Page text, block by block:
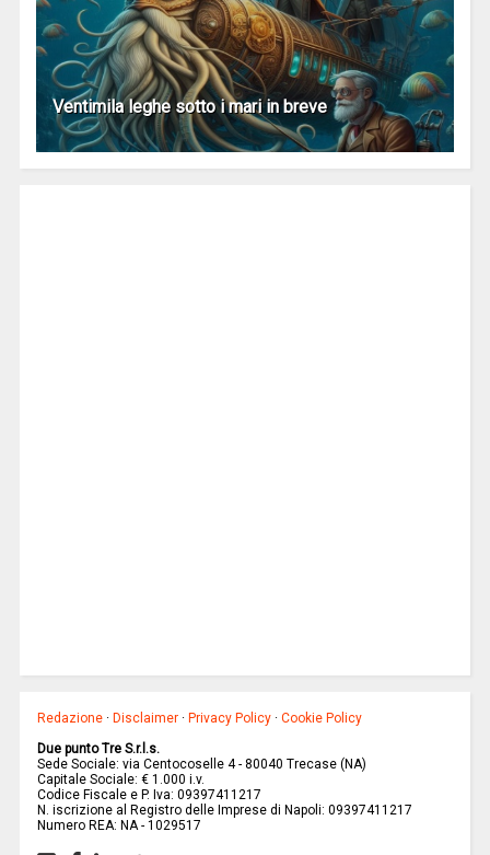
Ventimila leghe sotto i mari in breve
Redazione ·Disclaimer ·Privacy Policy ·Cookie Policy
Due punto Tre S.r.l.s.
Sede Sociale: via Centocoselle 4 - 80040 Trecase (NA)
Capitale Sociale: € 1.000 i.v.
Codice Fiscale e P. Iva: 09397411217
N. iscrizione al Registro delle Imprese di Napoli: 09397411217
Numero REA: NA - 1029517